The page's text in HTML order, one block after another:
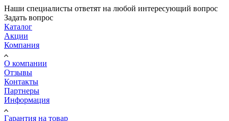
Наши специалисты ответят на любой интересующий вопрос
Задать вопрос
Каталог
Акции
Компания
О компании
Отзывы
Контакты
Партнеры
Информация
Гарантия на товар